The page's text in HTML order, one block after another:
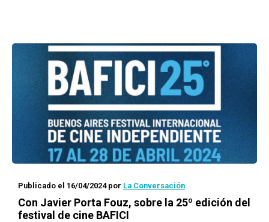
Publicado el 16/04/2024por La Conversación
Con Javier Porta Fouz, sobre la 25º edición del
festival de cine BAFICI